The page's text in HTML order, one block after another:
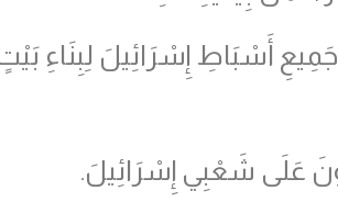
أَسْبَاطِ إِسْرَائِيلَ لِبِنَاءِ
عَلَى شَعْبِي إِسْرَائِيلَ.